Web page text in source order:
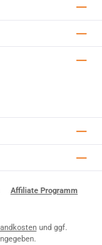
Affiliate Programm
und ggf.